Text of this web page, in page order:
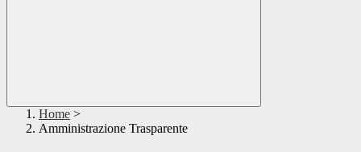
Home >
Amministrazione Trasparente